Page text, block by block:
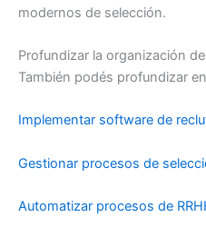
modernos de selección.
Profundizar la organización
También podés profundizar
Implementar software de
Gestionar procesos de
Automatizar procesos de